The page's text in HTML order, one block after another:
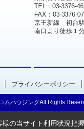
TEL：03-3376-
FAX：03-3376-
京王新線 初台駅
南口より徒歩１分
プライバシーポリシー
ムハウジングAll Rights
様の当サイト利用状況把